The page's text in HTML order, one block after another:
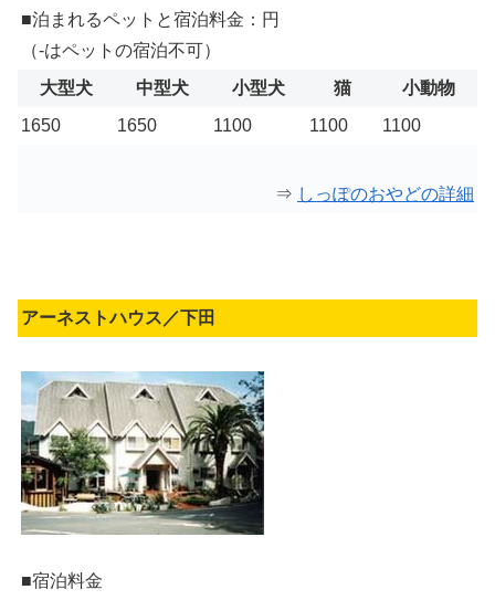
■泊まれるペットと宿泊料金：円
（-はペットの宿泊不可）
大型犬
中型犬 小型犬 猫
小動物
1650
1650 1100 1100 1100
⇒ しっぽのおやどの詳細
アーネストハウス／下田
■宿泊料金